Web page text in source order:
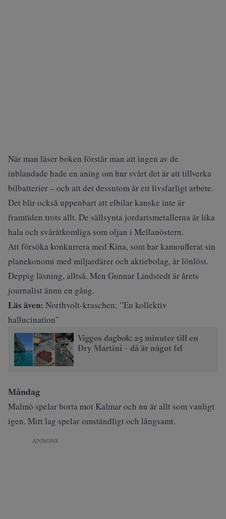
När man läser boken förstår man att ingen av de
inblandade hade en aning om hur svårt det är att tillverka
bilbatterier – och att det dessutom är ett livsfarligt arbete.
Det blir också uppenbart att elbilar kanske inte är
framtiden trots allt. De sällsynta jordartsmetallerna är lika
hala och svåråtkomliga som oljan i Mellanöstern.
Att försöka konkurrera med Kina, som har kamouflerat sin
planekonomi med miljardärer och aktiebolag, är lönlöst.
Deppig läsning, alltså. Men Gunnar Lindstedt är årets
journalist ännu en gång.
Läs även: Northvolt-kraschen: ”En kollektiv
hallucination”
Viggos dagbok: 25 minuter till en
Dry Martini – då är något fel
Måndag
Malmö spelar borta mot Kalmar och nu är allt som vanligt
igen. Mitt lag spelar omständligt och långsamt.
ANNONS